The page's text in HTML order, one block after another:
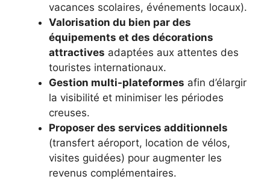
vacances scolaires, événements locaux).
Valorisation du bien par des
équipements et des décorations
attractives adaptées aux attentes des
touristes internationaux.
Gestion multi-plateformes afin d’élargir
la visibilité et minimiser les périodes
creuses.
Proposer des services additionnels
(transfert aéroport, location de vélos,
visites guidées) pour augmenter les
revenus complémentaires.